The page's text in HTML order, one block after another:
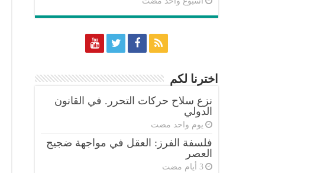
اخترنا لكم
نزع سلاح حركات التحرر. في القانون
الدولي
‏يوم واحد مضت
فلسفة الفرز: العقل في مواجهة ضجيج
العصر